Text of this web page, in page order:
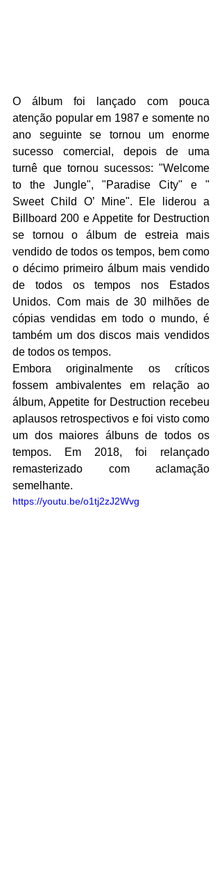
O álbum foi lançado com pouca
atenção popular em 1987 e somente no
ano seguinte se tornou um enorme
sucesso comercial, depois de uma
turnê que tornou sucessos: "Welcome
to the Jungle", "Paradise City" e "
Sweet Child O’ Mine". Ele liderou a
Billboard 200 e Appetite for Destruction
se tornou o álbum de estreia mais
vendido de todos os tempos, bem como
o décimo primeiro álbum mais vendido
de todos os tempos nos Estados
Unidos. Com mais de 30 milhões de
cópias vendidas em todo o mundo, é
também um dos discos mais vendidos
de todos os tempos.
Embora originalmente os críticos
fossem ambivalentes em relação ao
álbum, Appetite for Destruction recebeu
aplausos retrospectivos e foi visto como
um dos maiores álbuns de todos os
tempos. Em 2018, foi relançado
remasterizado com aclamação
semelhante.
https://youtu.be/o1tj2zJ2Wvg